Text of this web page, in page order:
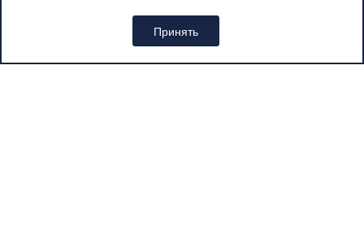
Принять